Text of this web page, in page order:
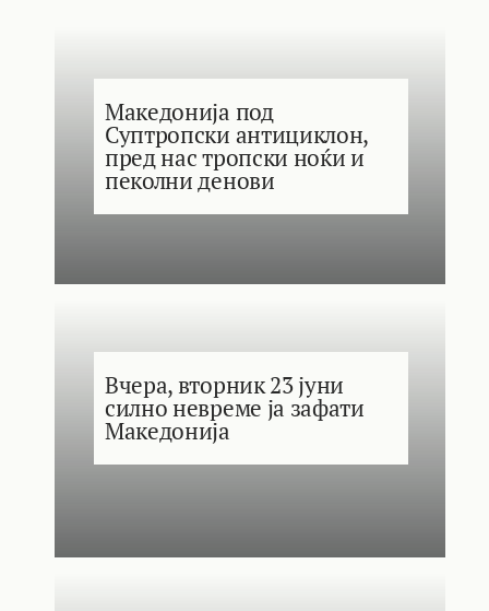
Македонија под
Суптропски антициклон,
пред нас тропски ноќи и
пеколни денови
Вчера, вторник 23 јуни
силно невреме ја зафати
Македонија